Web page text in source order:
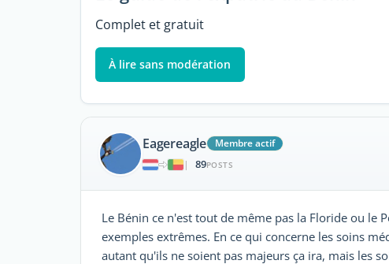
Complet et gratuit
À lire sans modération
Eagereagle
Membre actif
|
89POSTS
Le Bénin ce n'est tout de même pas la Floride ou le
exemples extrêmes. En ce qui concerne les soins
autant qu'ils ne soient pas majeurs ça ira, mais les